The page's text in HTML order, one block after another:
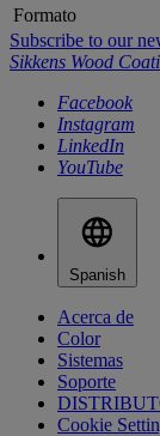
Formato
Subscribe to our
Sikkens Wood
Facebook
Instagram
LinkedIn
YouTube
Spanish
Acerca de
Color
Sistemas
Soporte
Cookie